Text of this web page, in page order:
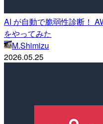
AI が自動で脆弱性診断！
をやってみた
M.Shimizu
2026.05.25